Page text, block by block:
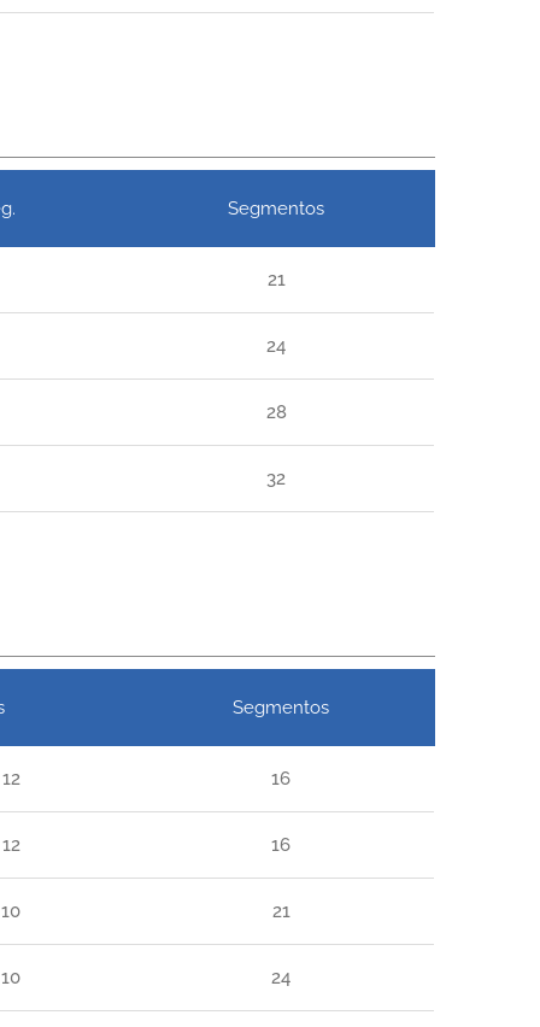
Segmentos
21
24
28
32
Segmentos
16
16
21
24